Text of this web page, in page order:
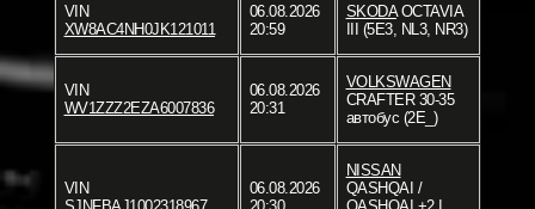
VIN
XW8AC4NH0JK121011
06.08.2026
20:59
SKODAOCTAVIA
III (5E3, NL3, NR3)
VIN
WV1ZZZ2EZA6007836
06.08.2026
20:31
VOLKSWAGEN
CRAFTER 30-35
автобус (2E_)
VIN
06.08.2026
NISSAN
QASHQAI /